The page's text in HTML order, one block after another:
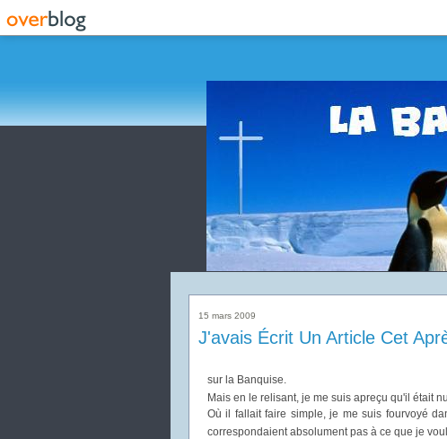
15 mars 2009
J'avais Écrit Un Article Cet
sur la Banquise.
Mais en le relisant, je me suis apreçu qu'il était
Où il fallait faire simple, je me suis fourvoyé
correspondaient absolument pas à ce que je